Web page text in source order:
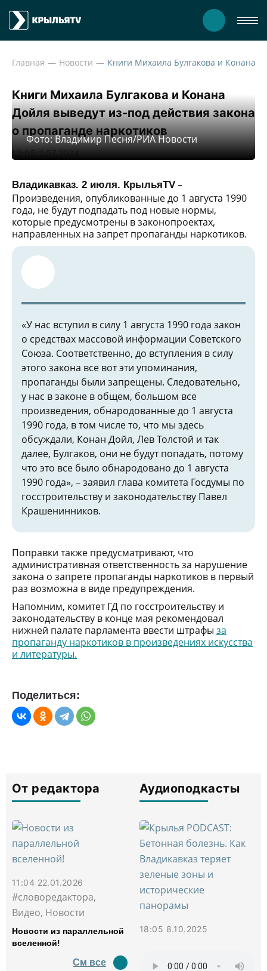
Главная Новости
Книги Михаила Булгакова и Конана
Дойля выведут из-под действия закона
о пропаганде наркотиков
13:05 2.07.2024
Фото: Владимир Песня/РИА Новости
Владикавказ. 2 июля. КрыльяTV –
Произведения, опубликованные до 1 августа 1990
года, не будут подпадать под новые нормы,
которые предусмотрены в законопроектах,
направленных на запрет пропаганды наркотиков.
«У нас вступил в силу 1 августа 1990 года закон
о средствах массовой информации Советского
Союза. Соответственно, до вступления в силу
этого закона все вот эти упоминания,
пропаганды были запрещены. Следовательно,
у нас в законе в общем, большом все
произведения, обнародованные до 1 августа
1990 года, в том числе то, что мы здесь
обсуждали, Конан Дойл, Лев Толстой и так
далее, Булгаков, они не будут попадать, потому
что это все было обнародовано до 1 августа
1990 года», – заявил глава комитета Госдумы по
госстроительству и законодательству Павел
Крашенинников.
Поправки также предусматривают, что
административная ответственность за нарушение
закона о запрете пропаганды наркотиков в первый
раз возможна в виде предупреждения.
Напомним, комитет ГД по госстроительству и
законодательству в конце мая рекомендовал
нижней палате парламента ввести штрафы за
пропаганду наркотиков в произведениях искусства
и литературы.
Поделиться:
От редактора
11:04 22.01.2026
#словоредактора,
Видео, Новости
Новости из параллельной
вселенной!
См все
Аудиоподкасты
18:05 8.10.2025